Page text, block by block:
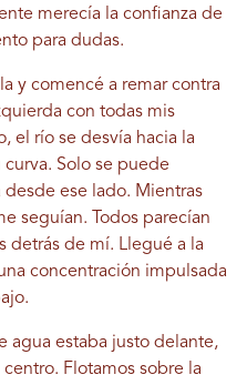
merecía la confianza de
para dudas.
y comencé a remar contra
con todas mis
el río se desvía hacia la
Solo se puede
ese lado. Mientras
seguían. Todos parecían
detrás de mí. Llegué a la
concentración impulsada
agua estaba justo delante,
Flotamos sobre la